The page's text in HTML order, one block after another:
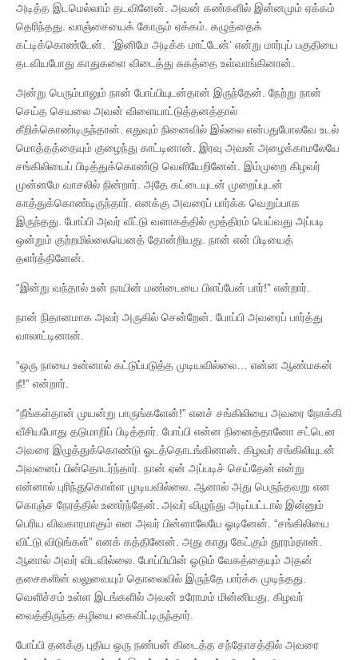
அடித்த இடமெல்லாம் தடவினேன். அவன் கண்களில் இன்னமும் ஏக்கம்
தெரிந்தது. வாஞ்சையைக் கோரும் ஏக்கம். கழுத்தைக்
கட்டிக்கொண்டேன். ‘இனிமே அடிக்க மாட்டேன்’ என்று மார்புப் பகுதியை
தடவியபோது காதுகளை விடைத்து சுகத்தை உள்வாங்கினான்.
அன்று பெரும்பாலும் நான் போப்பியுடன்தான் இருந்தேன். நேற்று நான்
செய்த செயலை அவன் விளையாட்டுத்தனத்தால்
கீறிக்கொண்டிருந்தான். எதுவும் நினைவில் இல்லை என்பதுபோலவே உடல்
மொத்தத்தையும் குழைந்து காட்டினான். இரவு அவன் அழைக்காமலேயே
சங்கிலியைப் பிடித்துக்கொண்டு வெளியேறினேன். இம்முறை கிழவர்
முன்னமே வாசலில் நின்றார். அதே கட்டையுடன் முறைப்புடன்
காத்துக்கொண்டிருந்தார். எனக்கு அவரைப் பார்க்க வெறுப்பாக
இருந்தது. போப்பி அவர் வீட்டு வளாகத்தில் மூத்திரம் பெய்வது அப்படி
ஒன்றும் குற்றமில்லையெனத் தோன்றியது. நான் என் பிடியைத்
தளர்த்தினேன்.
“இன்று வந்தால் உன் நாயின் மண்டையை பிளப்பேன் பார்!” என்றார்.
நான் நிதானமாக அவர் அருகில் சென்றேன். போப்பி அவரைப் பார்த்து
வாலாட்டினான்.
“ஒரு நாயை உன்னால் கட்டுப்படுத்த முடியவில்லை… என்ன ஆண்மகன்
நீ!” என்றார்.
“நீங்கள்தான் முயன்று பாருங்களேன்!” எனச் சங்கிலியை அவரை நோக்கி
வீசியபோது தடுமாறிப் பிடித்தார். போப்பி என்ன நினைத்தானோ சட்டென
அவரை இழுத்துக்கொண்டு ஓடத்தொடங்கினான். கிழவர் சங்கிலியுடன்
அவனைப் பின்தொடர்ந்தார். நான் ஏன் அப்படிச் செய்தேன் என்று
என்னால் புரிந்துகொள்ள முடியவில்லை. ஆனால் அது பெருந்தவறு என
கொஞ்ச நேரத்தில் உணர்ந்தேன். அவர் விழுந்து அடிப்பட்டால் இன்னும்
பெரிய விவகாரமாகும் என அவர் பின்னாலேயே ஓடினேன். “சங்கிலியை
விட்டு விடுங்கள்” எனக் கத்தினேன். அது காது கேட்கும் தூரம்தான்.
ஆனால் அவர் விடவில்லை. போப்பியின் ஓடும் வேகத்தையும் அதன்
தசைகளின் வலுவையும் தொலைவில் இருந்தே பார்க்க முடிந்தது.
வெளிச்சம் உள்ள இடங்களில் அவன் உரோமம் மின்னியது. கிழவர்
வைத்திருந்த கழியை கைவிட்டிருந்தார்.
போப்பி தனக்கு புதிய ஒரு நண்பன் கிடைத்த சந்தோசத்தில் அவரை